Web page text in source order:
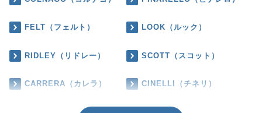
FELT（フェルト） LOOK（ルック）
RIDLEY（リドレー） SCOTT（スコット）
CARRERA（カレラ） CINELLI（チネリ）